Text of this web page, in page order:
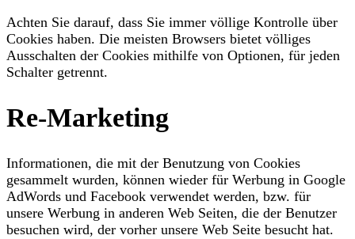
Achten Sie darauf, dass Sie immer völlige Kontrolle über
Cookies haben. Die meisten Browsers bietet völliges
Ausschalten der Cookies mithilfe von Optionen, für jeden
Schalter getrennt.
Re-Marketing
Informationen, die mit der Benutzung von Cookies
gesammelt wurden, können wieder für Werbung in Google
AdWords und Facebook verwendet werden, bzw. für
unsere Werbung in anderen Web Seiten, die der Benutzer
besuchen wird, der vorher unsere Web Seite besucht hat.